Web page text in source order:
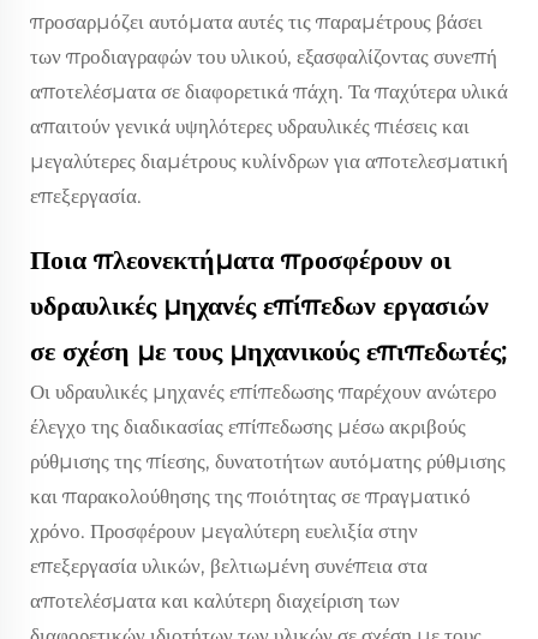
προσαρμόζει αυτόματα αυτές τις παραμέτρους βάσει
των προδιαγραφών του υλικού, εξασφαλίζοντας συνεπή
αποτελέσματα σε διαφορετικά πάχη. Τα παχύτερα υλικά
απαιτούν γενικά υψηλότερες υδραυλικές πιέσεις και
μεγαλύτερες διαμέτρους κυλίνδρων για αποτελεσματική
επεξεργασία.
Ποια πλεονεκτήματα προσφέρουν οι
υδραυλικές μηχανές επίπεδων εργασιών
σε σχέση με τους μηχανικούς επιπεδωτές;
Οι υδραυλικές μηχανές επίπεδωσης παρέχουν ανώτερο
έλεγχο της διαδικασίας επίπεδωσης μέσω ακριβούς
ρύθμισης της πίεσης, δυνατοτήτων αυτόματης ρύθμισης
και παρακολούθησης της ποιότητας σε πραγματικό
χρόνο. Προσφέρουν μεγαλύτερη ευελιξία στην
επεξεργασία υλικών, βελτιωμένη συνέπεια στα
αποτελέσματα και καλύτερη διαχείριση των